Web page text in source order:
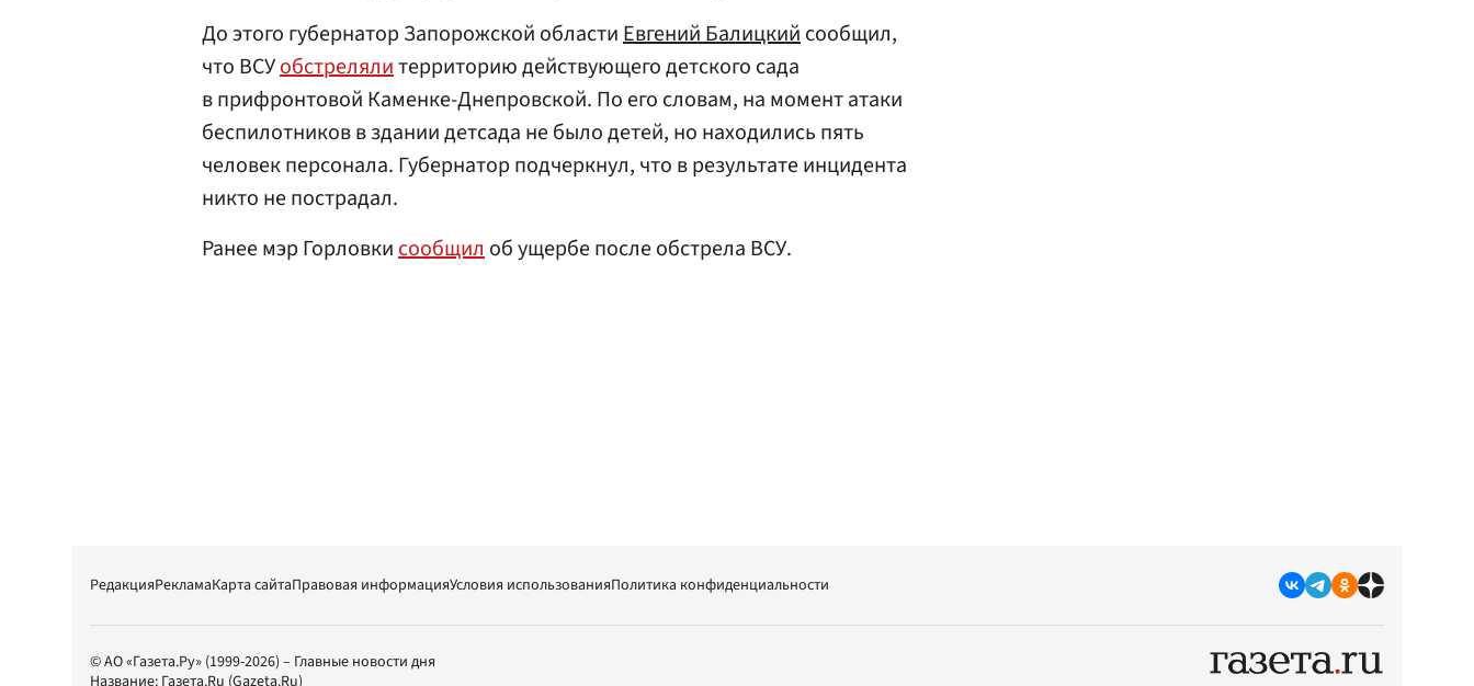
До этого губернатор Запорожской областиЕвгений Балицкийсообщил,
что ВСУобстрелялитерриторию действующего детского сада
в прифронтовой Каменке-Днепровской. По его словам, на момент атаки
беспилотников в здании детсада не было детей, но находились пять
человек персонала. Губернатор подчеркнул, что в результате инцидента
никто не пострадал.
Ранее мэр Горловкисообщилоб ущербе после обстрела ВСУ.
РедакцияРекламаКарта сайтаПравовая информацияУсловия использованияПолитика конфиденциальности
© АО «Газета.Ру» (1999-2026) – Главные новости дня
Название: Газета.Ru (Gazeta.Ru)